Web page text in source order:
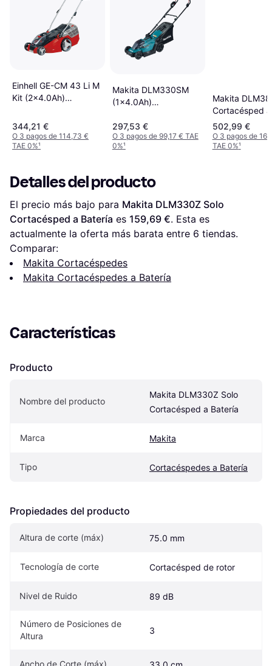
Einhell GE-CM 43 Li M
Kit (2x4.0Ah)
344,21 €
O 3 pagos de 114,73 €
TAE 0%¹
Makita DLM330SM
(1x4.0Ah)
297,53 €
O 3 pagos de 99,17 € TAE
0%¹
Makita
Cortacésped
502,99 €
O 3 pagos de
TAE 0%¹
Detalles del producto
El precio más bajo para Makita DLM330Z Solo
Cortacésped a Batería es 159,69 €. Esta es
actualmente la oferta más barata entre 6 tiendas.
Comparar:
Makita Cortacéspedes
Makita Cortacéspedes a Batería
Características
Producto
Nombre del producto
Makita DLM330Z Solo
Cortacésped a Batería
Marca Makita
Tipo Cortacéspedes a Batería
Propiedades del producto
Altura de corte (máx) 75.0 mm
Tecnología de corte Cortacésped de rotor
Nivel de Ruido 89 dB
Número de Posiciones de
Altura
3